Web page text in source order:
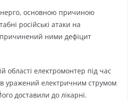
основною причиною
російські атаки на
ними дефіцит
області електромонтер під час
уражений електричним струмом
доставили до лікарні.